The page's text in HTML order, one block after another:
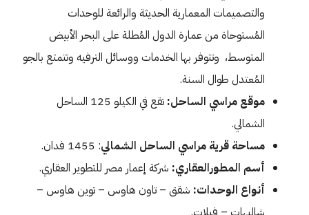
والتصميمات المعمارية الحديثة والرائعة للوحدات
المُستوحاة من عمارة الدول المُطلة على البحر الأبيض
المتوسط، وتتوفر بها الخدمات ووسائل الترفيه وتتمتع بالجو
المُعتدل طوال السنة.
موقع مراسي الساحل:
تقع في الكيلو 125 الساحل
الشمالي.
مساحة قرية مراسي الساحل الشمالي: 1455 فدان.
أسم المطورالعقاري: شركة إعمار مصر للتطوير العقاري.
أنواع الوحدات: شقق – تاون هاوس – توين هاوس –